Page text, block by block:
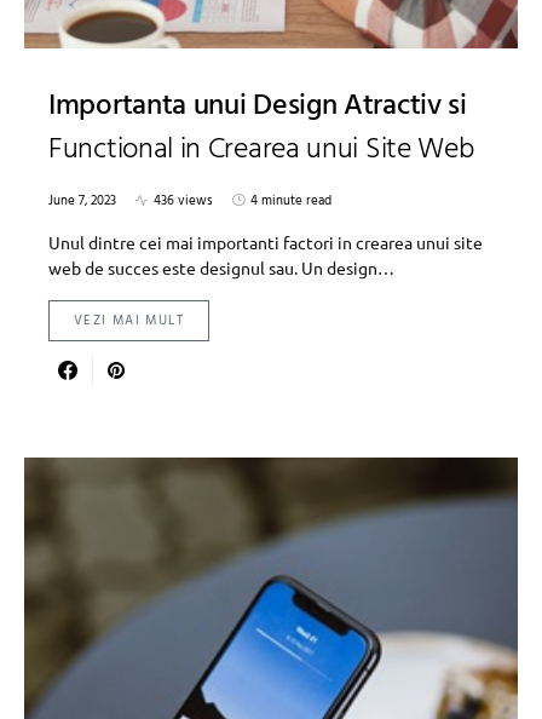
Importanta unui Design Atractiv si
Functional in Crearea unui Site Web
June 7, 2023 436 views
4 minute read
Unul dintre cei mai importanti factori in crearea unui site
web de succes este designul sau. Un design…
VEZI MAI MULT